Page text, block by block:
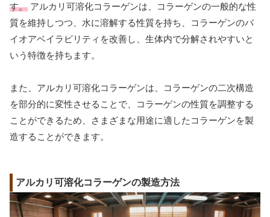
す。 アルカリ可溶化コラーゲンは、コラーゲンの一般的な性
質を維持しつつ、水に溶解する性質を持ち、コラーゲンのバ
イオアベイラビリティを改善し、生体内で分解されやすいと
いう特徴を持ちます。
また、アルカリ可溶化コラーゲンは、コラーゲンの二次構造
を部分的に変性させることで、コラーゲンの性質を調整する
ことができるため、さまざまな用途に適したコラーゲンを製
造することができます。
アルカリ可溶化コラーゲンの製造方法